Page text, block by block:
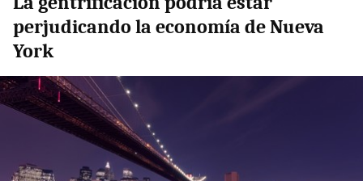
perjudicando la economía de Nueva
York